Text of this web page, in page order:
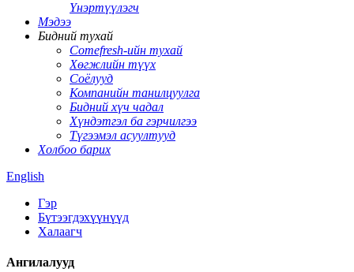
Үнэртүүлэгч
Мэдээ
Бидний тухай
Comefresh-ийн тухай
Хөгжлийн түүх
Соёлууд
Компанийн танилцуулга
Бидний хүч чадал
Хүндэтгэл ба гэрчилгээ
Түгээмэл асуултууд
Холбоо барих
English
Гэр
Бүтээгдэхүүнүүд
Халаагч
Ангилалууд